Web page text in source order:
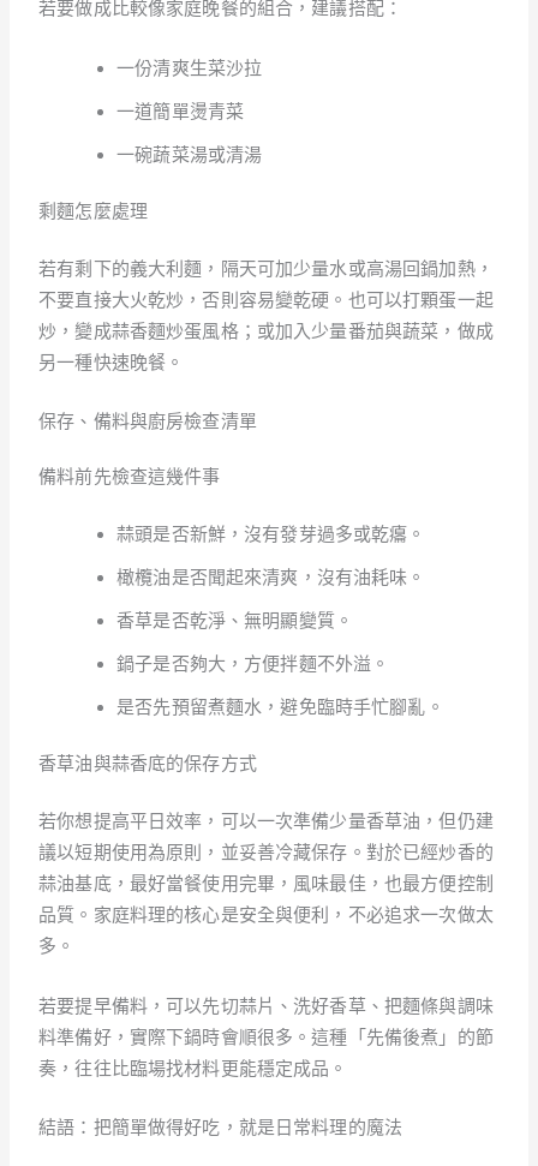
若要做成比較像家庭晚餐的組合，建議搭配：
一份清爽生菜沙拉
一道簡單燙青菜
一碗蔬菜湯或清湯
剩麵怎麼處理
若有剩下的義大利麵，隔天可加少量水或高湯回鍋加熱，
不要直接大火乾炒，否則容易變乾硬。也可以打顆蛋一起
炒，變成蒜香麵炒蛋風格；或加入少量番茄與蔬菜，做成
另一種快速晚餐。
保存、備料與廚房檢查清單
備料前先檢查這幾件事
蒜頭是否新鮮，沒有發芽過多或乾癟。
橄欖油是否聞起來清爽，沒有油耗味。
香草是否乾淨、無明顯變質。
鍋子是否夠大，方便拌麵不外溢。
是否先預留煮麵水，避免臨時手忙腳亂。
香草油與蒜香底的保存方式
若你想提高平日效率，可以一次準備少量香草油，但仍建
議以短期使用為原則，並妥善冷藏保存。對於已經炒香的
蒜油基底，最好當餐使用完畢，風味最佳，也最方便控制
品質。家庭料理的核心是安全與便利，不必追求一次做太
多。
若要提早備料，可以先切蒜片、洗好香草、把麵條與調味
料準備好，實際下鍋時會順很多。這種「先備後煮」的節
奏，往往比臨場找材料更能穩定成品。
結語：把簡單做得好吃，就是日常料理的魔法